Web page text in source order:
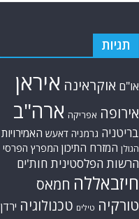
תגיות
או"ם אוקראינה איראן
אירופה אפריקה ארה"ב
בריטניה גרמניה דאעש האמירויות
הגולן המזרח התיכון המפרץ הפרסי
הרשות הפלסטינית חות'ים
חיזבאללה חמאס
טורקיה טילים טכנולוגיה ירדן